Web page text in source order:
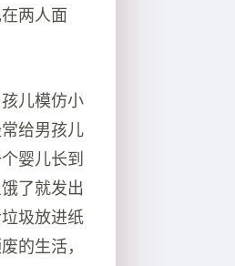
两人面
儿模仿小
给男孩儿
婴儿长到
了就发出
圾放进纸
的生活，